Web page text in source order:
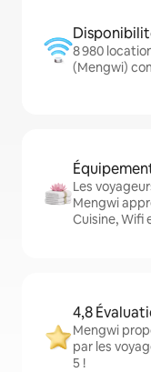
8 980
(Mengwi)
Les
Mengwi
Cuisine, Wifi
4,8
Mengwi
par les
5 !